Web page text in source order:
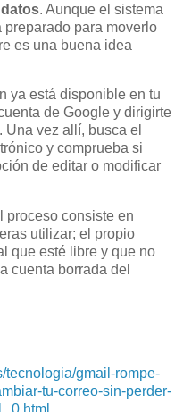
. Aunque el sistema
para moverlo
es una buena idea
ya está disponible en tu
de Google y dirigirte
. Una vez allí, busca el
y comprueba si
de editar o modificar
proceso consiste en
utilizar; el propio
que esté libre y que no
cuenta borrada del
tecnologia/gmail-rompe-
tu-correo-sin-perder-